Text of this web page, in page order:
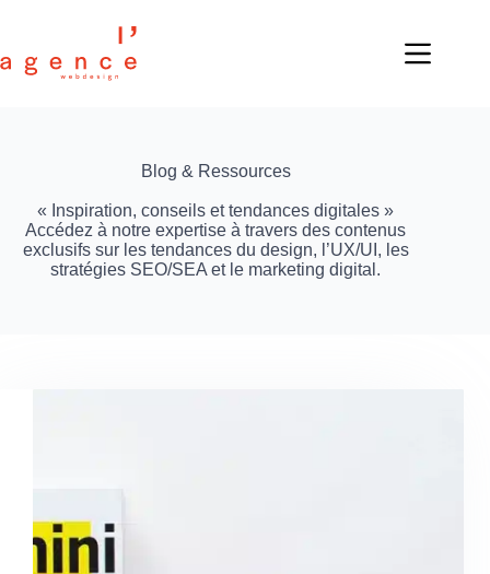
Blog & Ressources
« Inspiration, conseils et tendances digitales »
Accédez à notre expertise à travers des contenus
exclusifs sur les tendances du design, l’UX/UI, les
stratégies SEO/SEA et le marketing digital.